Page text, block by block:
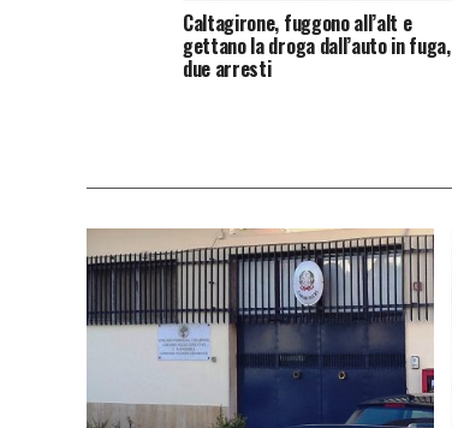
Caltagirone, fuggono all’alt e
gettano la droga dall’auto in fuga,
due arresti